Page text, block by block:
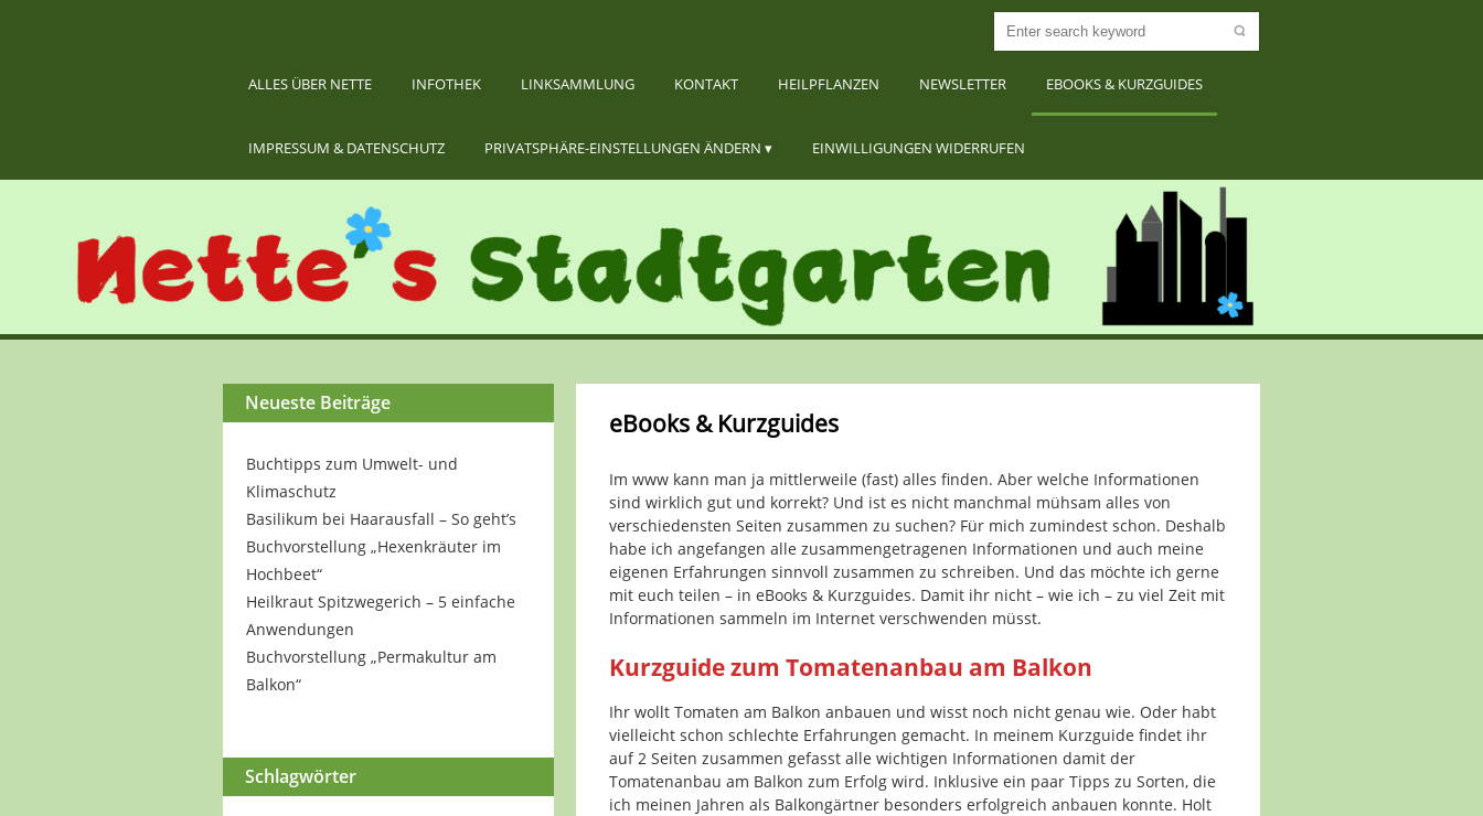
ALLES ÜBER NETTE INFOTHEK LINKSAMMLUNG KONTAKT HEILPFLANZEN NEWSLETTER EBOOKS & KURZGUIDES
IMPRESSUM & DATENSCHUTZ PRIVATSPHÄRE-EINSTELLUNGEN ÄNDERN EINWILLIGUNGEN WIDERRUFEN
Neueste Beiträge
Buchtipps zum Umwelt- und
Klimaschutz
Basilikum bei Haarausfall – So geht’s
Buchvorstellung „Hexenkräuter im
Hochbeet“
Heilkraut Spitzwegerich – 5 einfache
Anwendungen
Buchvorstellung „Permakultur am
Balkon“
Schlagwörter
eBooks & Kurzguides
Im www kann man ja mittlerweile (fast) alles finden. Aber welche Informationen
sind wirklich gut und korrekt? Und ist es nicht manchmal mühsam alles von
verschiedensten Seiten zusammen zu suchen? Für mich zumindest schon. Deshalb
habe ich angefangen alle zusammengetragenen Informationen und auch meine
eigenen Erfahrungen sinnvoll zusammen zu schreiben. Und das möchte ich gerne
mit euch teilen – in eBooks & Kurzguides. Damit ihr nicht – wie ich – zu viel Zeit mit
Informationen sammeln im Internet verschwenden müsst.
Kurzguide zum Tomatenanbau am Balkon
Ihr wollt Tomaten am Balkon anbauen und wisst noch nicht genau wie. Oder habt
vielleicht schon schlechte Erfahrungen gemacht. In meinem Kurzguide findet ihr
auf 2 Seiten zusammen gefasst alle wichtigen Informationen damit der
Tomatenanbau am Balkon zum Erfolg wird. Inklusive ein paar Tipps zu Sorten, die
ich meinen Jahren als Balkongärtner besonders erfolgreich anbauen konnte. Holt